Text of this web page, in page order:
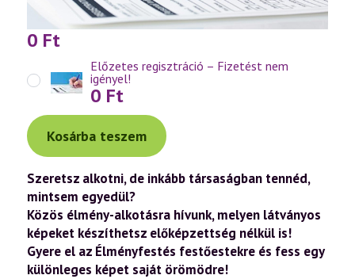
0 Ft
Előzetes regisztráció – Fizetést nem
igényel!
0 Ft
Kosárba teszem
Szeretsz alkotni, de inkább társaságban tennéd,
mintsem egyedül?
Közös élmény-alkotásra hívunk, melyen látványos
képeket készíthetsz előképzettség nélkül is!
Gyere el az Élményfestés festőestekre és fess egy
különleges képet saját örömödre!